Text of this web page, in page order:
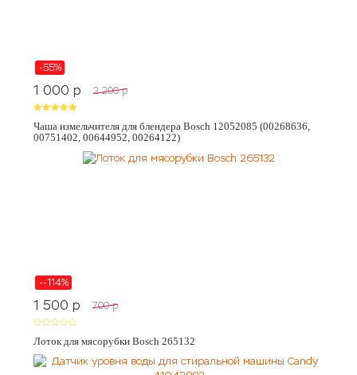
-55%
1 000 p 2 200 p
Чаша измельчителя для блендера Bosch 12052085 (00268636,
00751402, 00644952, 00264122)
--114%
1 500 p 700 p
Лоток для мясорубки Bosch 265132